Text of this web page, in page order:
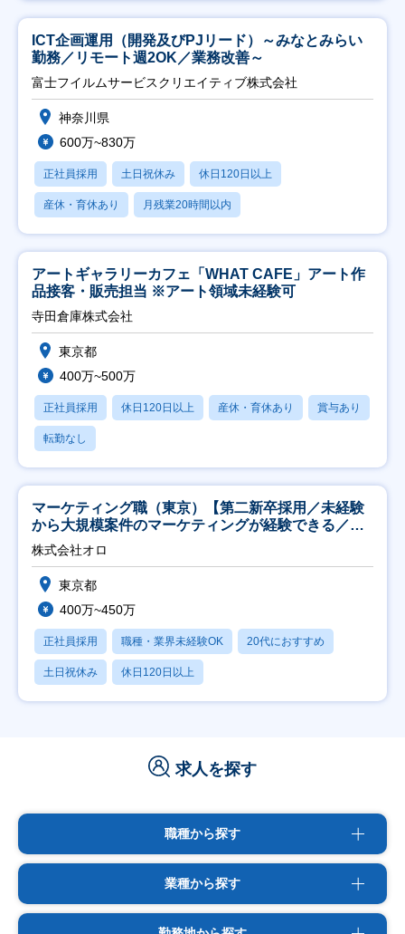
ICT企画運用（開発及びPJリード）～みなとみらい
勤務／リモート週2OK／業務改善～
富士フイルムサービスクリエイティブ株式会社
神奈川県
600万~830万
正社員採用 土日祝休み 休日120日以上
産休・育休あり 月残業20時間以内
アートギャラリーカフェ「WHAT CAFE」アート作
品接客・販売担当 ※アート領域未経験可
寺田倉庫株式会社
東京都
400万~500万
正社員採用 休日120日以上 産休・育休あり 賞与あり
転勤なし
マーケティング職（東京）【第二新卒採用／未経験
から大規模案件のマーケティングが経験できる／研
修充実】
株式会社オロ
東京都
400万~450万
正社員採用 職種・業界未経験OK 20代におすすめ
土日祝休み 休日120日以上
求人を探す
職種から探す
業種から探す